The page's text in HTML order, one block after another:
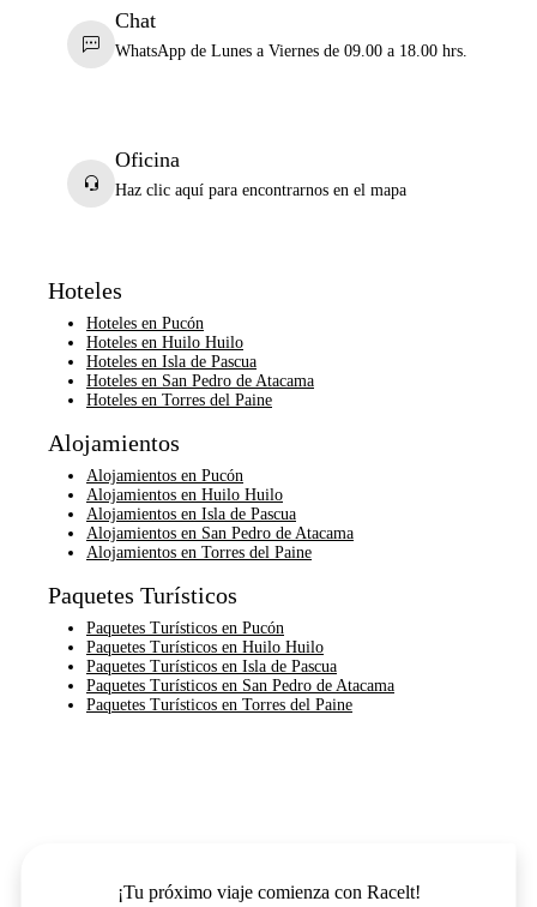
Chat
WhatsApp de Lunes a Viernes de 09.00 a 18.00 hrs.
Oficina
Haz clic aquí para encontrarnos en el mapa
Hoteles
Hoteles en Pucón
Hoteles en Huilo Huilo
Hoteles en Isla de Pascua
Hoteles en San Pedro de Atacama
Hoteles en Torres del Paine
Alojamientos
Alojamientos en Pucón
Alojamientos en Huilo Huilo
Alojamientos en Isla de Pascua
Alojamientos en San Pedro de Atacama
Alojamientos en Torres del Paine
Paquetes Turísticos
Paquetes Turísticos en Pucón
Paquetes Turísticos en Huilo Huilo
Paquetes Turísticos en Isla de Pascua
Paquetes Turísticos en San Pedro de Atacama
Paquetes Turísticos en Torres del Paine
¡Tu próximo viaje comienza con Racelt!